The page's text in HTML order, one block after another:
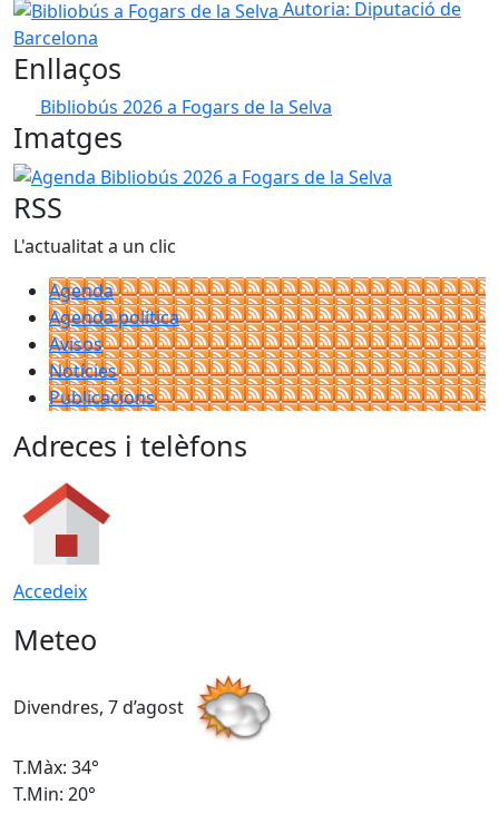
Bibliobús a Fogars de la Selva
Autoria: Diputació de
Barcelona
Enllaços
Bibliobús 2026 a Fogars de la Selva
Imatges
Agenda Bibliobús 2026 a Fogars de la Selva
RSS
L'actualitat a un clic
Agenda
Agenda política
Avisos
Notícies
Publicacions
Adreces i telèfons
Accedeix
Meteo
Divendres, 7 d’agost
T.Màx: 34°
T.Min: 20°